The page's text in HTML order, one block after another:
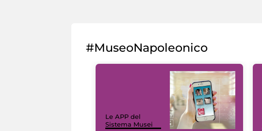
#MuseoNapoleonico
Le APP del
Sistema Musei